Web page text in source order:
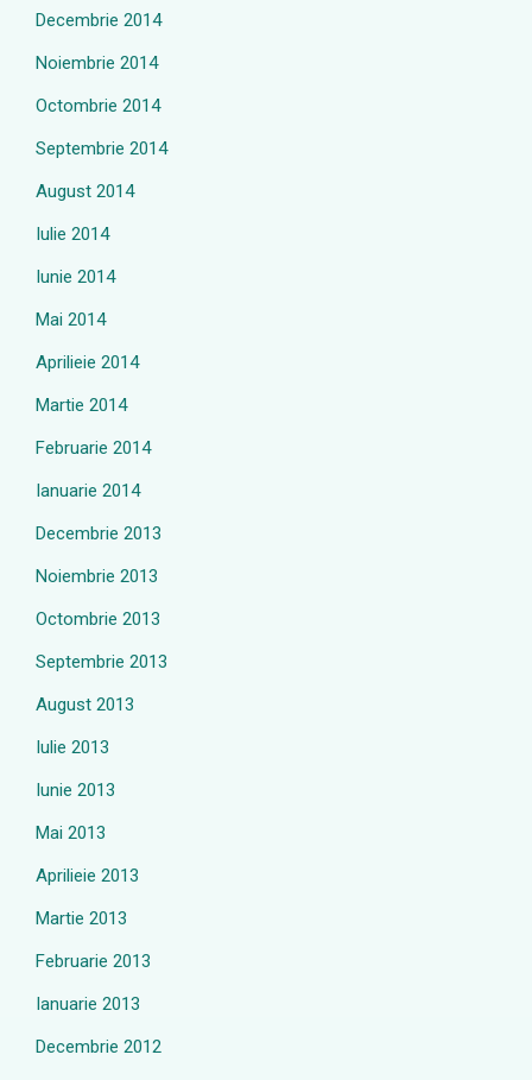
Decembrie 2014
Noiembrie 2014
Octombrie 2014
Septembrie 2014
August 2014
Iulie 2014
Iunie 2014
Mai 2014
Aprilieie 2014
Martie 2014
Februarie 2014
Ianuarie 2014
Decembrie 2013
Noiembrie 2013
Octombrie 2013
Septembrie 2013
August 2013
Iulie 2013
Iunie 2013
Mai 2013
Aprilieie 2013
Martie 2013
Februarie 2013
Ianuarie 2013
Decembrie 2012